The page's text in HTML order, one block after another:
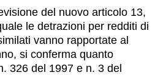
del nuovo articolo 13,
le detrazioni per redditi di
vanno rapportate al
si conferma quanto
326 del 1997 e n. 3 del